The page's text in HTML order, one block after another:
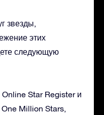
звезды,
этих
следующую
Online Star Register и
One Million Stars,